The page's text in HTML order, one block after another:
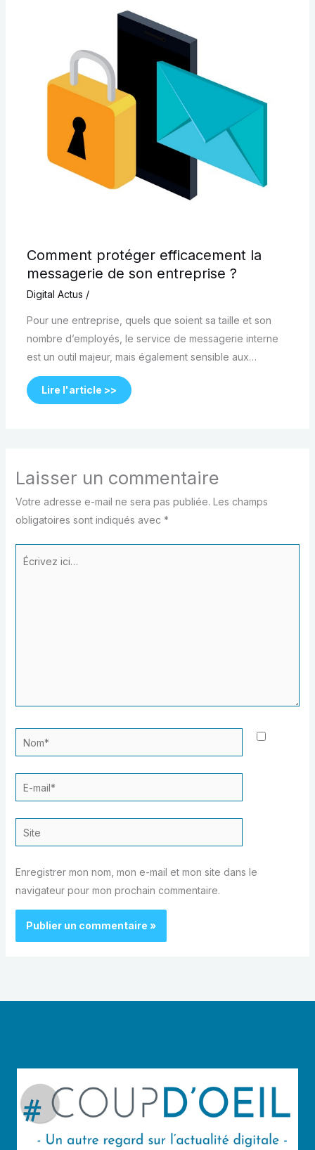
Comment protéger efficacement la
messagerie de son entreprise ?
Digital Actus /
Pour une entreprise, quels que soient sa taille et son
nombre d’employés, le service de messagerie interne
est un outil majeur, mais également sensible aux…
Lire l'article >>
Laisser un commentaire
Votre adresse e-mail ne sera pas publiée. Les champs
obligatoires sont indiqués avec *
Nom*
E-
mail*
Site
Enregistrer mon nom, mon e-mail et mon site dans le
navigateur pour mon prochain commentaire.